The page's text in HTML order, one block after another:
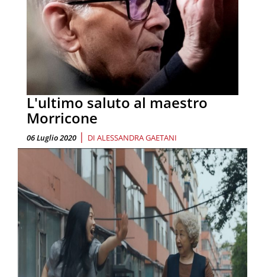
L'ultimo saluto al maestro
Morricone
06 Luglio 2020 | DI ALESSANDRA GAETANI